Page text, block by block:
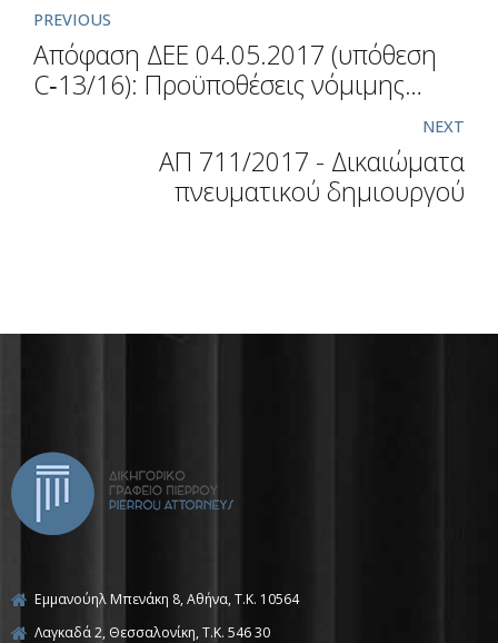
PREVIOUS
Απόφαση ΔΕΕ 04.05.2017 (υπόθεση
C‑13/16): Προϋποθέσεις νόμιμης
επεξεργασίας δεδομένων προσωπικού
NEXT
ΑΠ 711/2017 - Δικαιώματα
πνευματικού δημιουργού
Εμμανούηλ Μπενάκη 8, Αθήνα, Τ.Κ. 10564
Λαγκαδά 2, Θεσσαλονίκη, T.K. 546 30